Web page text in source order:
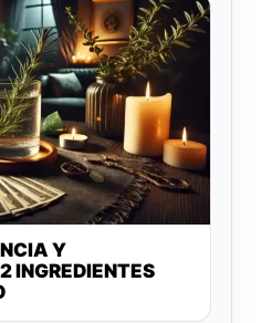
Y
INGREDIENTES